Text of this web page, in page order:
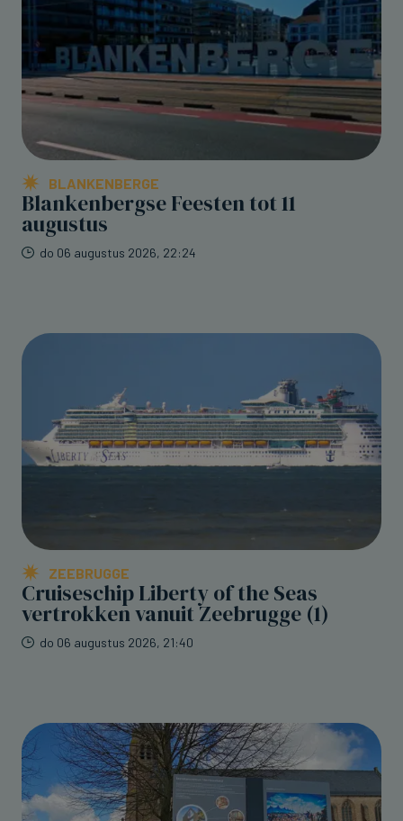
BLANKENBERGE
Blankenbergse Feesten tot 11
augustus
do 06 augustus 2026, 22:24
ZEEBRUGGE
Cruiseschip Liberty of the Seas
vertrokken vanuit Zeebrugge (1)
do 06 augustus 2026, 21:40